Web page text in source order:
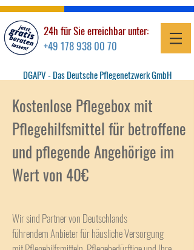
24h für Sie erreichbar unter:
+49 178 938 00 70
DGAPV - Das Deutsche Pflegenetzwerk GmbH
+49(89)- 620 11 90
ZUR PFLEGEBERATUNG
Kostenlose Pflegebox mit
Pflegehilfsmittel für betroffene
und pflegende Angehörige im
Wert von 40€
Wir sind Partner von Deutschlands
führendem Anbieter für häusliche Versorgung